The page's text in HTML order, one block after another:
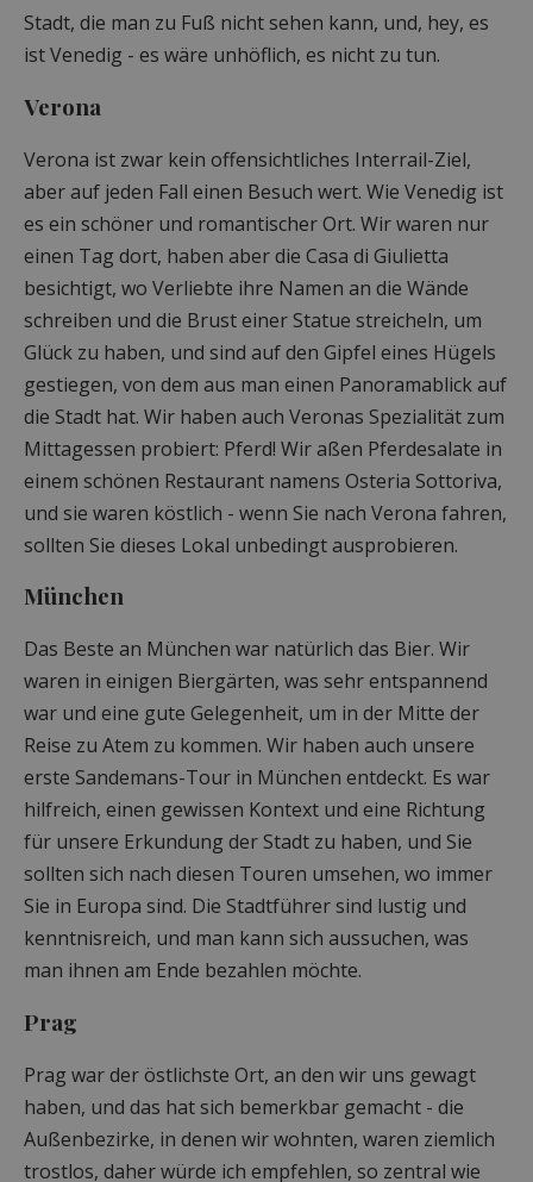
Stadt, die man zu Fuß nicht sehen kann, und, hey, es
ist Venedig - es wäre unhöflich, es nicht zu tun.
Verona
Verona ist zwar kein offensichtliches Interrail-Ziel,
aber auf jeden Fall einen Besuch wert. Wie Venedig ist
es ein schöner und romantischer Ort. Wir waren nur
einen Tag dort, haben aber die Casa di Giulietta
besichtigt, wo Verliebte ihre Namen an die Wände
schreiben und die Brust einer Statue streicheln, um
Glück zu haben, und sind auf den Gipfel eines Hügels
gestiegen, von dem aus man einen Panoramablick auf
die Stadt hat. Wir haben auch Veronas Spezialität zum
Mittagessen probiert: Pferd! Wir aßen Pferdesalate in
einem schönen Restaurant namens Osteria Sottoriva,
und sie waren köstlich - wenn Sie nach Verona fahren,
sollten Sie dieses Lokal unbedingt ausprobieren.
München
Das Beste an München war natürlich das Bier. Wir
waren in einigen Biergärten, was sehr entspannend
war und eine gute Gelegenheit, um in der Mitte der
Reise zu Atem zu kommen. Wir haben auch unsere
erste Sandemans-Tour in München entdeckt. Es war
hilfreich, einen gewissen Kontext und eine Richtung
für unsere Erkundung der Stadt zu haben, und Sie
sollten sich nach diesen Touren umsehen, wo immer
Sie in Europa sind. Die Stadtführer sind lustig und
kenntnisreich, und man kann sich aussuchen, was
man ihnen am Ende bezahlen möchte.
Prag
Prag war der östlichste Ort, an den wir uns gewagt
haben, und das hat sich bemerkbar gemacht - die
Außenbezirke, in denen wir wohnten, waren ziemlich
trostlos, daher würde ich empfehlen, so zentral wie